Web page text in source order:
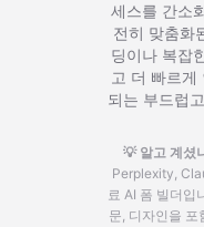
세스를 간소
전히 맞춤화
딩이나 복잡
고 더 빠르게
되는 부드럽
💡 알고 계셨
Perplexity,
료 AI 폼 빌더입
문, 디자인을 포